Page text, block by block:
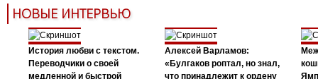
НОВЫЕ ИНТЕРВЬЮ
История любви с текстом.
Переводчики о своей
медленной и быстрой
Алексей Варламов:
«Булгаков роптал, но знал,
что принадлежит к ордену